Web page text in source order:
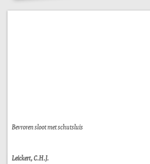
Bevroren sloot met schutsluis
Leickert, C.H.J.